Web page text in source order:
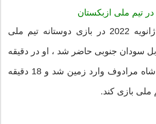
تیم ملی ازبکستان
تمیروف در 27 ژانویه 2022 در بازی دوستانه تیم ملی
سودان جنوبی حاضر شد ، او در دقیقه
72 به جای الدار شاه مرادوف وارد زمین شد و 18 دقیقه
ملی بازی کند.